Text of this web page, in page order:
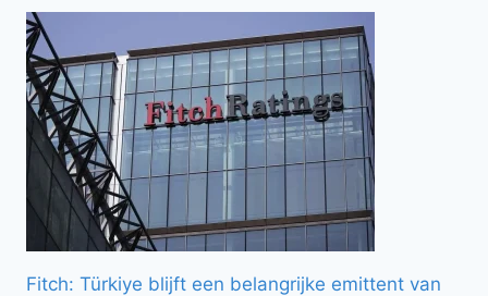
Fitch: Türkiye blijft een belangrijke emittent van